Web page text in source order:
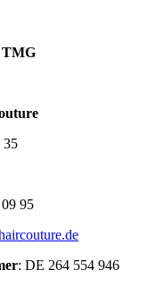
TMG
35
95
: DE 264 554 946